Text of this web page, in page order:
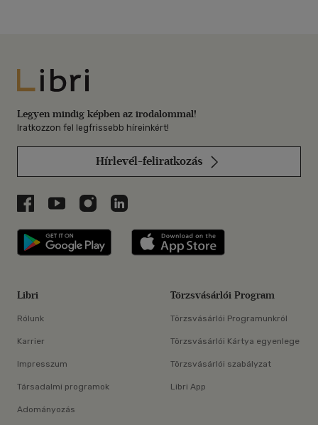
Libri
Legyen mindig képben az irodalommal!
Iratkozzon fel legfrissebb híreinkért!
Hírlevél-feliratkozás
Libri a Facebookon
Libri a Youtube-on
Libri az Instagramon
Libri a LinkedInen
Libri applikáció Szerezd meg: Google
Libri
Rólunk
Karrier
Impresszum
Társadalmi programok
Adományozás
Törzsvásárlói Program
Törzsvásárlói Programunkról
Törzsvásárlói Kártya egyenlege
Törzsvásárlói szabályzat
Libri App